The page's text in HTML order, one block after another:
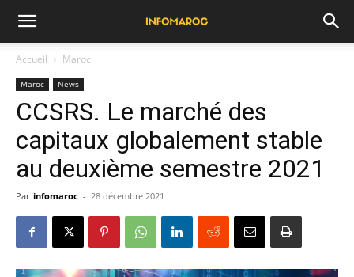
Accueil Maroc
Maroc News
CCSRS. Le marché des
capitaux globalement stable
au deuxième semestre 2021
Par infomaroc - 28 décembre 2021